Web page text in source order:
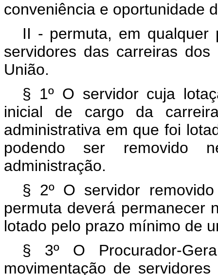
conveniência e oportunidade
II - permuta, em
servidores das carreiras
União.
§ 1º O servidor cuja
inicial de cargo da
administrativa em que foi
podendo ser removido
administração.
§ 2º O servidor
permuta deverá permanecer
lotado pelo prazo mínimo de
§ 3º O Procurador-
movimentação de